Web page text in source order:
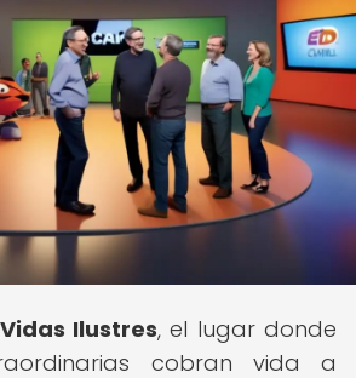
Vidas Ilustres, el lugar donde
cobran vida a